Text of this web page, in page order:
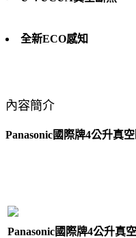
全新ECO感知
內容簡介
Panasonic國際牌4公升真
Panasonic國際牌4公升真